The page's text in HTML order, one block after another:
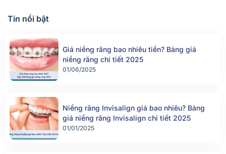
Tin nổi bật
Giá niềng răng bao nhiêu tiền? Bảng giá
niềng răng chi tiết 2025
01/06/2025
Niềng răng Invisalign giá bao nhiêu? Bảng
giá niềng răng Invisalign chi tiết 2025
01/01/2025